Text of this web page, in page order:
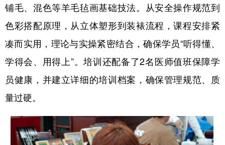
陕西 甘肃 青海 宁夏
新疆 内蒙古 黑龙江
多语种频道
English Español Français عربى
Deutsch Português
铺毛、混色等羊毛毡画基础技法。从安全操作规范到
色彩搭配原理，从立体塑形到装裱流程，课程安排紧
凑而实用，理论与实操紧密结合，确保学员“听得懂、
学得会、用得上”。培训还配备了2名医师值班保障学
员健康，并建立详细的培训档案，确保管理规范、质
量过硬。